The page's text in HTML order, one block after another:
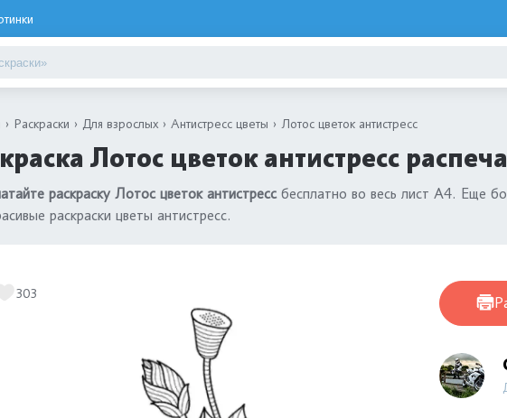
Раскраски Для взрослых Антистресс цветы Лотос цветок антистресс
Лотос цветок антистресс
раскраску Лотос цветок антистрессбесплатно во весь лист А4. Еще
раскраски цветы антистресс.
303